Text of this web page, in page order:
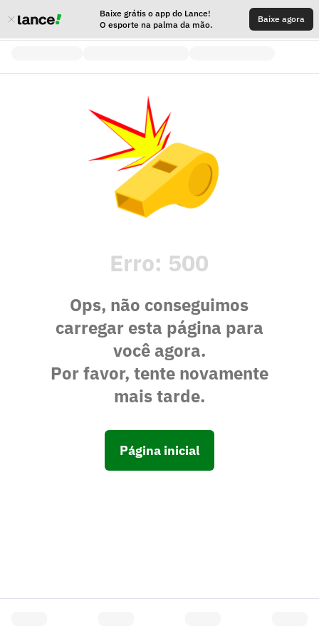
Baixe grátis o app do Lance!
O esporte na palma da mão.
Baixe agora
Erro: 500
Ops, não conseguimos
carregar esta página para
você agora.
Por favor, tente novamente
mais tarde.
Página inicial